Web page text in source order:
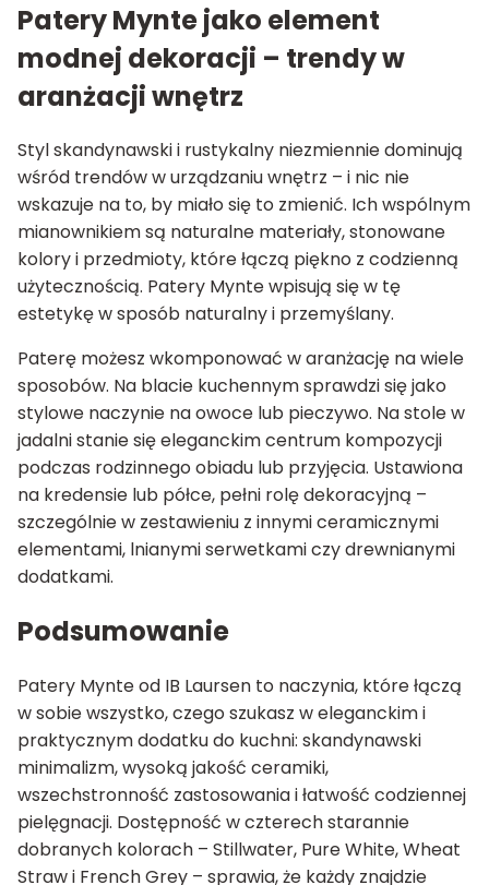
Patery Mynte jako element
modnej dekoracji – trendy w
aranżacji wnętrz
Styl skandynawski i rustykalny niezmiennie dominują
wśród trendów w urządzaniu wnętrz – i nic nie
wskazuje na to, by miało się to zmienić. Ich wspólnym
mianownikiem są naturalne materiały, stonowane
kolory i przedmioty, które łączą piękno z codzienną
użytecznością. Patery Mynte wpisują się w tę
estetykę w sposób naturalny i przemyślany.
Paterę możesz wkomponować w aranżację na wiele
sposobów. Na blacie kuchennym sprawdzi się jako
stylowe naczynie na owoce lub pieczywo. Na stole w
jadalni stanie się eleganckim centrum kompozycji
podczas rodzinnego obiadu lub przyjęcia. Ustawiona
na kredensie lub półce, pełni rolę dekoracyjną –
szczególnie w zestawieniu z innymi ceramicznymi
elementami, lnianymi serwetkami czy drewnianymi
dodatkami.
Podsumowanie
Patery Mynte od IB Laursen to naczynia, które łączą
w sobie wszystko, czego szukasz w eleganckim i
praktycznym dodatku do kuchni: skandynawski
minimalizm, wysoką jakość ceramiki,
wszechstronność zastosowania i łatwość codziennej
pielęgnacji. Dostępność w czterech starannie
dobranych kolorach – Stillwater, Pure White, Wheat
Straw i French Grey – sprawia, że każdy znajdzie